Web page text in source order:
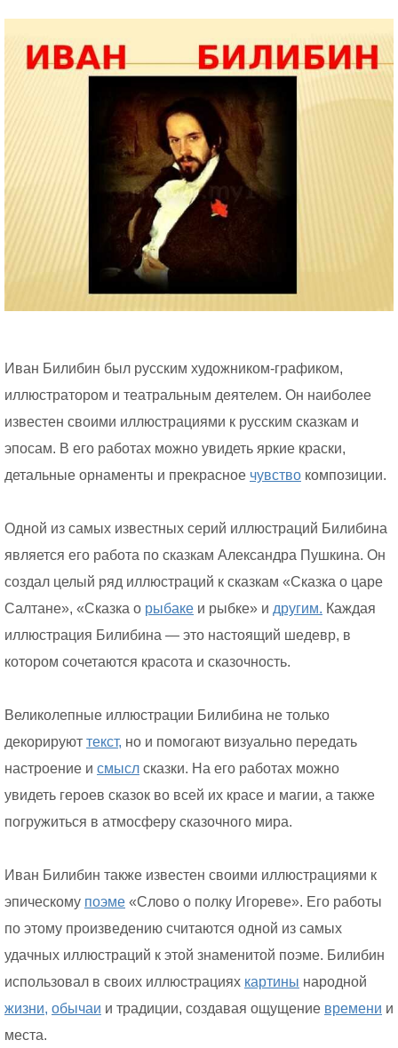
Иван Билибин был русским художником-графиком,
иллюстратором и театральным деятелем. Он наиболее
известен своими иллюстрациями к русским сказкам и
эпосам. В его работах можно увидеть яркие краски,
детальные орнаменты и прекрасное чувство композиции.
Одной из самых известных серий иллюстраций Билибина
является его работа по сказкам Александра Пушкина. Он
создал целый ряд иллюстраций к сказкам «Сказка о царе
Салтане», «Сказка о рыбаке и рыбке» и другим. Каждая
иллюстрация Билибина — это настоящий шедевр, в
котором сочетаются красота и сказочность.
Великолепные иллюстрации Билибина не только
декорируют текст, но и помогают визуально передать
настроение и смысл сказки. На его работах можно
увидеть героев сказок во всей их красе и магии, а также
погружиться в атмосферу сказочного мира.
Иван Билибин также известен своими иллюстрациями к
эпическому поэме «Слово о полку Игореве». Его работы
по этому произведению считаются одной из самых
удачных иллюстраций к этой знаменитой поэме. Билибин
использовал в своих иллюстрациях картины народной
жизни, обычаи и традиции, создавая ощущение времени и
места.